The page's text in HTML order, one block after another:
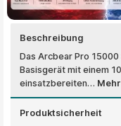
Beschreibung
Das Arcbear Pro
Basisgerät mit einem
einsatzbereiten… Mehr
Produktsicherheit